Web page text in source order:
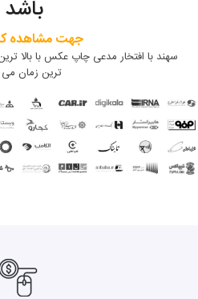
جهت مشاهده
سهند با افتخار مدعی چاپ عکس با بالا
ترین زمان